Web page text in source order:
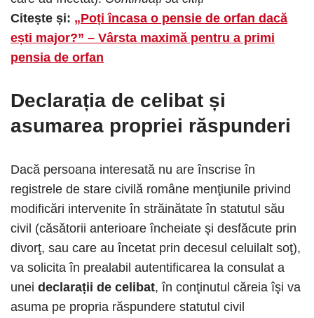
Citește și: „Poți încasa o pensie de orfan dacă
ești major?” – Vârsta maximă pentru a primi
pensia de orfan
Declarația de celibat și
asumarea propriei răspunderi
Dacă persoana interesată nu are înscrise în
registrele de stare civilă române menţiunile privind
modificări intervenite în străinătate în statutul său
civil (căsătorii anterioare încheiate şi desfăcute prin
divorţ, sau care au încetat prin decesul celuilalt soţ),
va solicita în prealabil autentificarea la consulat a
unei declarații de celibat, în conţinutul căreia îşi va
asuma pe propria răspundere statutul civil